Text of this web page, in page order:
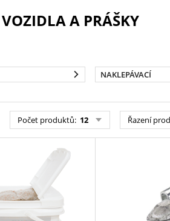
A PRÁŠKY
NAKLEPÁVACÍ
Počet produktů: 12 Řazení